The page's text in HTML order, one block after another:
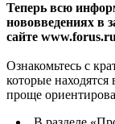
Теперь всю
нововведениях в
сайте
Ознакомьтесь с
которые
проще